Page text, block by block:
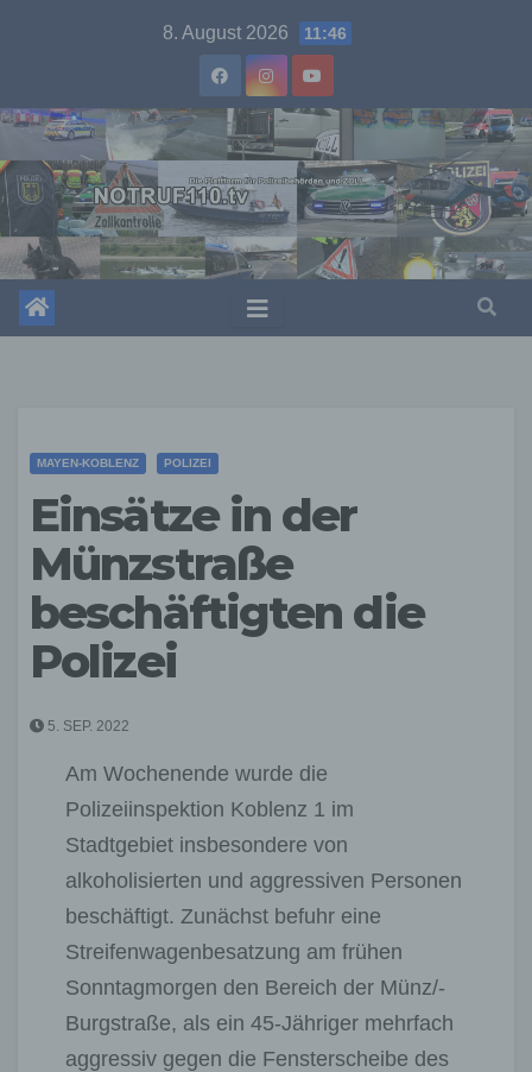
8. August 2026 11:46
MAYEN-KOBLENZ POLIZEI
Einsätze in der
Münzstraße
beschäftigten die
Polizei
5. SEP. 2022
Am Wochenende wurde die
Polizeiinspektion Koblenz 1 im
Stadtgebiet insbesondere von
alkoholisierten und aggressiven Personen
beschäftigt. Zunächst befuhr eine
Streifenwagenbesatzung am frühen
Sonntagmorgen den Bereich der Münz/-
Burgstraße, als ein 45-Jähriger mehrfach
aggressiv gegen die Fensterscheibe des